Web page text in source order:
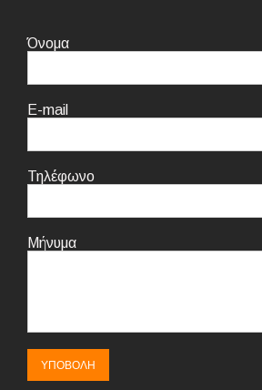
Όνομα
E-mail
Τηλέφωνο
Μήνυμα